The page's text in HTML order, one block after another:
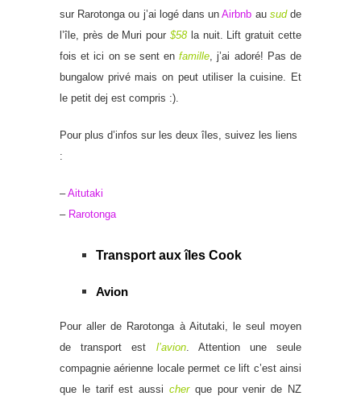
sur Rarotonga ou j’ai logé dans unAirbnb au sud de
l’île, près de Muri pour $58la nuit. Lift gratuit cette
fois et ici on se sent enfamille , j’ai adoré! Pas de
bungalow privé mais on peut utiliser la cuisine. Et
le petit dej est compris :).
Pour plus d’infos sur les deux îles, suivez les liens
:
–Aitutaki
– Rarotonga
Transport aux îles Cook
Avion
Pour aller de Rarotonga à Aitutaki, le seul moyen
de transport est l’avion. Attention une seule
compagnie aérienne locale permet ce lift c’est ainsi
que le tarif est aussi cher que pour venir de NZ